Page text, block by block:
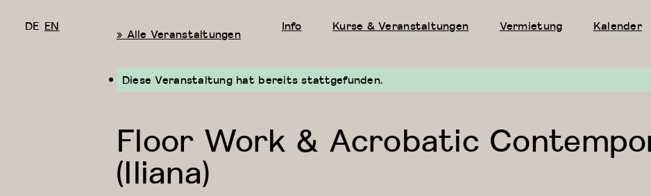
Info Kurse & Veranstaltungen Vermietung Kalender
DE EN « Alle Veranstaltungen
Diese Veranstaltung hat bereits stattgefunden.
Floor Work & Acrobatic
(Iliana)